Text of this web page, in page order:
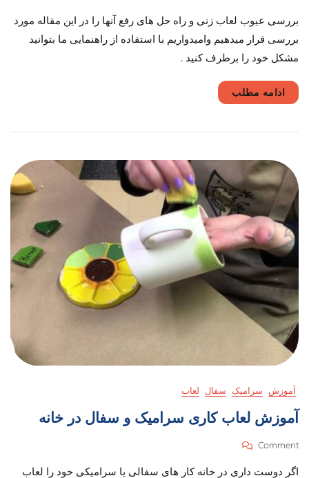
لعاب
راه
آنها
بررسی عیوب لعاب زنی و راه حل های رفع آنها را در این مقاله مورد
بررسی قرار میدهیم وامیدواریم با استفاده از راهنمایی ما بتوانید
مشکل خود را برطرف کنید . ​
ادامه مطلب
آموزش سرامیک سفال لعاب
آموزش لعاب کاری سرامیک و سفال در خانه
Comment
On
لعاب
اگر دوست داری در خانه کار های سفالی یا سرامیکی خود را لعاب